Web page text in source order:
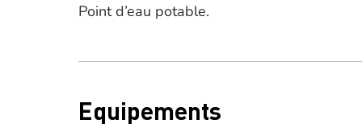
Point d’eau potable.
Equipements